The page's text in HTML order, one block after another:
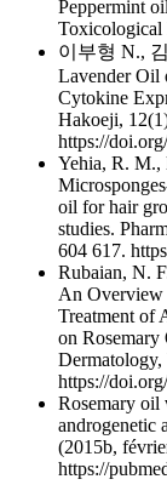
Peppermint
Toxicological
이부형 N.,
Lavender Oil
Cytokine
Hakoeji,
https://
Yehia, R.
oil for hair
studies.
604 617.
Rubaian, N.
An Overview
Treatment of
on
Dermatology,
https://
Rosemary oil
androgenetic
(2015b,
https://